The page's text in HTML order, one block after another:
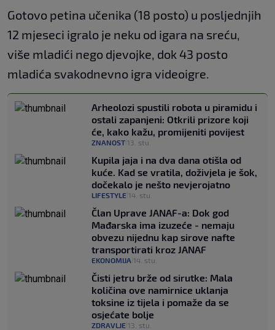
Gotovo petina učenika (18 posto) u posljednjih
12 mjeseci igralo je neku od igara na sreću,
više mladići nego djevojke, dok 43 posto
mladića svakodnevno igra videoigre.
Arheolozi spustili robota u piramidu i
ostali zapanjeni: Otkrili prizore koji
će, kako kažu, promijeniti povijest
ZNANOST 13. stu.
Kupila jaja i na dva dana otišla od
kuće. Kad se vratila, doživjela je šok,
dočekalo je nešto nevjerojatno
LIFESTYLE 14. stu.
Član Uprave JANAF-a: Dok god
Mađarska ima izuzeće - nemaju
obvezu nijednu kap sirove nafte
transportirati kroz JANAF
EKONOMIJA 14. stu.
Čisti jetru brže od sirutke: Mala
količina ove namirnice uklanja
toksine iz tijela i pomaže da se
osjećate bolje
ZDRAVLJE 13. stu.